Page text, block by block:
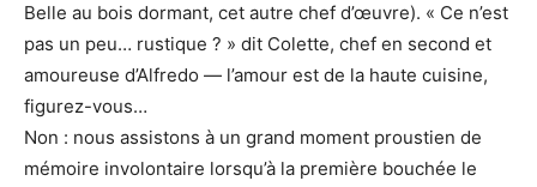
Belle au bois dormant, cet autre chef d’œuvre). « Ce n’est
pas un peu… rustique ? » dit Colette, chef en second et
amoureuse d’Alfredo — l’amour est de la haute cuisine,
figurez-vous…
Non : nous assistons à un grand moment proustien de
mémoire involontaire lorsqu’à la première bouchée le